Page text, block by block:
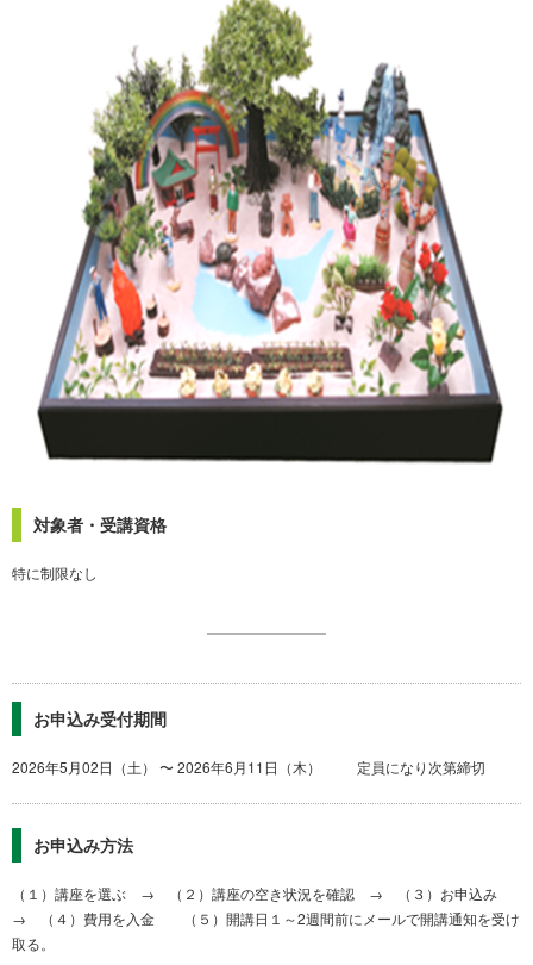
対象者・受講資格
特に制限なし
お申込み受付期間
2026年5月02日（土） 〜 2026年6月11日（木） 定員になり次第締切
お申込み方法
（１）講座を選ぶ → （２）講座の空き状況を確認 → （３）お申込み
→ （４）費用を入金 （５）開講日１～2週間前にメールで開講通知を受け
取る。